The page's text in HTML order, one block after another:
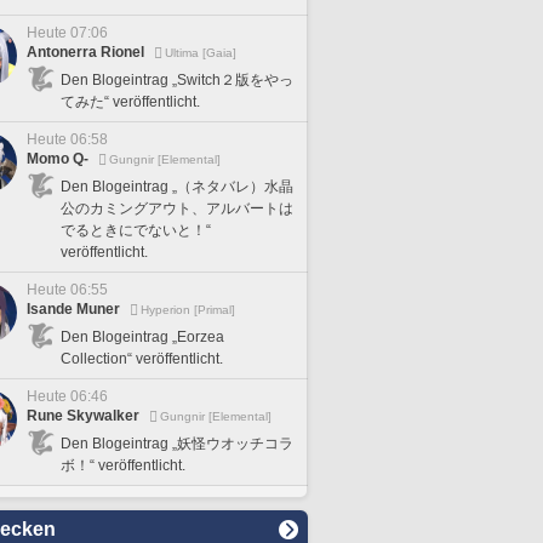
Heute 07:06
Antonerra Rionel
Ultima [Gaia]
Den Blogeintrag „Switch２版をやっ
てみた“ veröffentlicht.
Heute 06:58
Momo Q-
Gungnir [Elemental]
Den Blogeintrag „（ネタバレ）水晶
公のカミングアウト、アルバートは
でるときにでないと！“
veröffentlicht.
Heute 06:55
Isande Muner
Hyperion [Primal]
Den Blogeintrag „Eorzea
Collection“ veröffentlicht.
Heute 06:46
Rune Skywalker
Gungnir [Elemental]
Den Blogeintrag „妖怪ウオッチコラ
ボ！“ veröffentlicht.